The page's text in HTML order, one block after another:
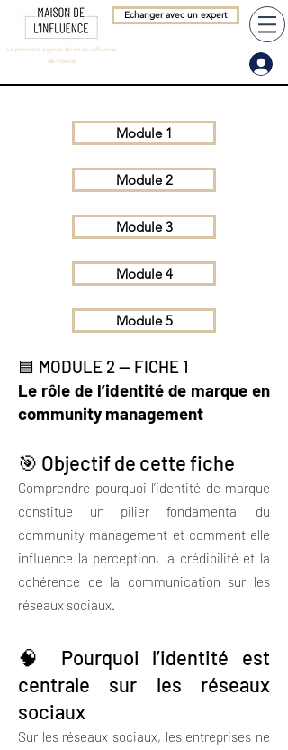
Echanger avec un expert
La première agence de micro-influence
de France
Module 1
Module 2
Module 3
Module 4
Module 5
🟦 MODULE 2 — FICHE 1
Le rôle de l’identité de marque en
community management
🎯 Objectif de cette fiche
Comprendre pourquoi l’identité de marque
constitue un pilier fondamental du
community management et comment elle
influence la perception, la crédibilité et la
cohérence de la communication sur les
réseaux sociaux.
🧠 Pourquoi l’identité est
centrale sur les réseaux
sociaux
Sur les réseaux sociaux, les entreprises ne